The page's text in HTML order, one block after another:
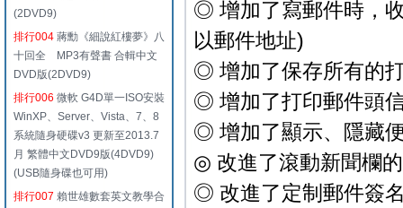
(2DVD9)
排行004 蔣勳《細說紅樓夢》八
十回全 MP3有聲書 合輯中文
DVD版(2DVD9)
排行006 微軟 G4D單一ISO安裝
WinXP、Server、Vista、7、8
系統隨身硬碟v3 更新至2013.7
月 繁體中文DVD9版(4DVD9)
(USB隨身碟也可用)
排行007 賴世雄數套英文教學合
◎ 增加了寫郵件時，
以郵件地址)
◎ 增加了保存所有的
◎ 增加了打印郵件頭
◎ 增加了顯示、隱藏
◎ 改進了滾動新聞欄
◎ 改進了定制郵件簽